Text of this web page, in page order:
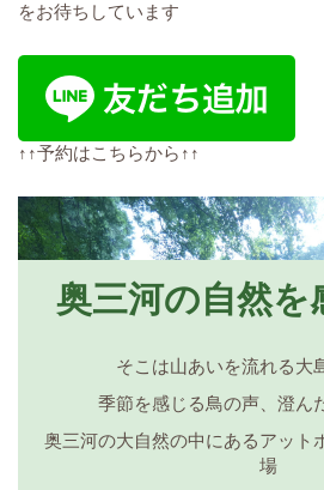
をお待ちしています
↑↑予約はこちらから↑↑
奥三河の自然を
そこは山あいを流れる大
季節を感じる鳥の声、澄ん
奥三河の大自然の中にあるアット
場